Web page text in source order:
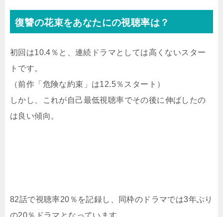
復讐の花束をあなたにの視聴率は？
初回は10.4％と、連続ドラマとしては高くないスター
トです。
（前作「危険な約束」は12.5％スタート）
しかし、これが自己最低視聴率でその後に伸ばしたの
は良い傾向。
82話で視聴率20％を記録し、同枠のドラマでは3年ぶり
の20％ドラマとなっています。